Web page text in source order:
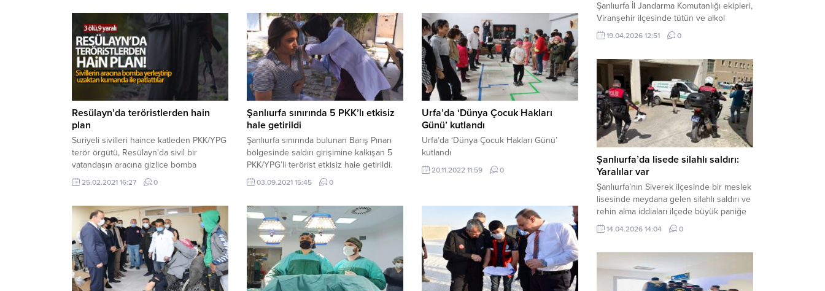
Resülayn’da teröristlerden hain
plan
Suriyeli sivilleri haince katleden PKK/YPG
terör örgütü, Resülayn'da sivil bir
vatandaşın aracına gizlice bomba
yerleştirip kalabalık bölgeye gittiğinde
kaybederken 9 kişi ise yaralandı.
25.02.2021 16:27 0
Şanlıurfa sınırında 5 PKK’lı etkisiz
hale getirildi
Şanlıurfa sınırında bulunan Barış Pınarı
bölgesinde saldırı girişimine kalkışan 5
PKK/YPG’li terörist etkisiz hale getirildi.
Milli Savunma Bakanlığı (MSB),
girişiminde bulunan 5 PKK/YPG’li
teröristin etkisiz hale getirildiğini
duyurdu. MSB’den yapılan açıklamada,
“Teröristlerin Barış Pınarı bölgesine
yönelik saldırılarına misliyle karşılık
vermeye...
03.09.2021 15:45 0
Urfa’da ‘Dünya Çocuk Hakları
Günü’ kutlandı
Urfa’da ‘Dünya Çocuk Hakları Günü’
kutlandı
20.11.2022 11:59 0
Şanlıurfa İl Jandarma Komutanlığı ekipleri,
Viranşehir ilçesinde tütün ve alkol
kaçakçılığına yönelik yürüttüğü kapsamlı
çalışmalar neticesinde binlerce paket
Operasyon kapsamında çok sayıda şahıs
hakkında adli süreç başlatıldı. Haber
Merkezi – Şanlıurfa Valiliği bünyesinde İl
Jandarma Komutanlığı tarafından
gerçekleştirilen “Tütün ve Alkol
Kaçakçılarına Yönelik Çalışmalar” tüm...
19.04.2026 12:51 0
Şanlıurfa’da lisede silahlı saldırı:
Yaralılar var
Şanlıurfa’nın Siverek ilçesinde bir meslek
lisesinde meydana gelen silahlı saldırı ve
rehin alma iddiaları ilçede büyük paniğe
neden oldu. Olay yerine çok sayıda özel
harekat polisi ve sağlık ekibi sevk
çalışmaları devam ediyor. Haber Merkezi
– Siverek ilçesi Hasan Çelebi
Mahallesi’nde bulunan Ahmet Koyuncu
14.04.2026 14:04 0